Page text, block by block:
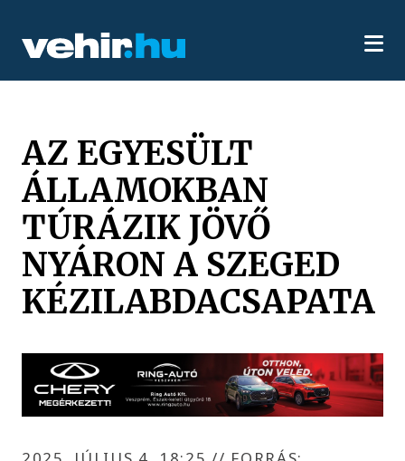
AZ EGYESÜLT
ÁLLAMOKBAN
TÚRÁZIK JÖVŐ
NYÁRON A SZEGED
KÉZILABDACSAPATA